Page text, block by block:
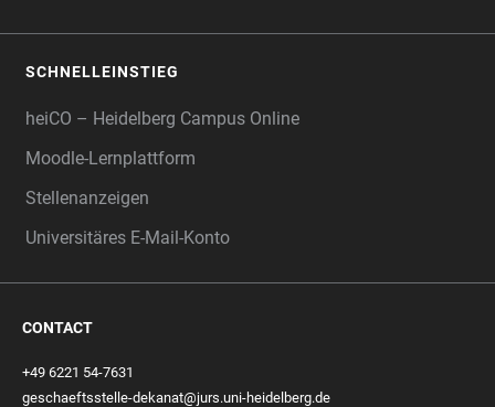
SCHNELLEINSTIEG
heiCO – Heidelberg Campus Online
Moodle-Lernplattform
Stellenanzeigen
Universitäres E-Mail-Konto
CONTACT
+49 6221 54-7631
geschaeftsstelle-dekanat@jurs.uni-heidelberg.de